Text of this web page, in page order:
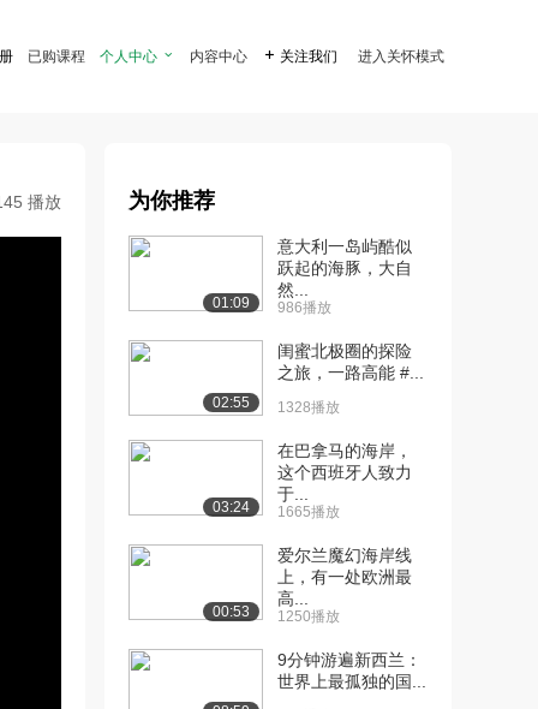
已购课程 个人中心  内容中心  关注我们 进入关怀模式
播放 为你推荐
01:09
意大利一岛屿酷似
跃起的海豚，大自
然...
986播放
02:55
闺蜜北极圈的探险
之旅，一路高能 #...
1328播放
03:24
在巴拿马的海岸，
这个西班牙人致力
于...
1665播放
00:53
爱尔兰魔幻海岸线
上，有一处欧洲最
高...
1250播放
9分钟游遍新西兰：
世界上最孤独的国...